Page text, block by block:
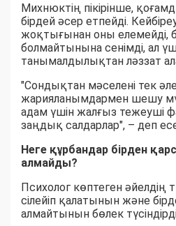
Михнюктің пікірінше,
бірдей әсер етпейді.
жоқтығынан оны елемейді,
болмайтынына сенімді, ал
танымалдылықтан ләззат
"Сондықтан мәселені тек
жарияланымдармен шешу
адам үшін жалғыз тежеуші
заңдық салдарлар", – деп
Неге құрбандар бірден
алмайды?
Психолог көптеген әйелдің
сілейіп қалатынын және
алмайтынын бөлек